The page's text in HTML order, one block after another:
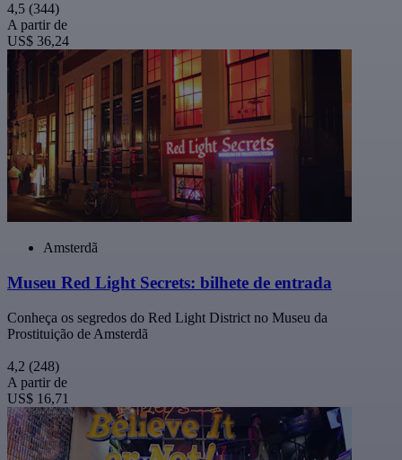
4,5 (344)
A partir de
US$ 36,24
Amsterdã
Museu Red Light Secrets: bilhete de entrada
Conheça os segredos do Red Light District no Museu da
Prostituição de Amsterdã
4,2 (248)
A partir de
US$ 16,71